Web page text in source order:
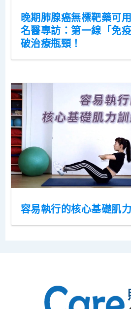
晚期肺腺癌無標靶藥可
名醫專訪：第一線「免
破治療瓶頸！
容易執行的核心基礎肌